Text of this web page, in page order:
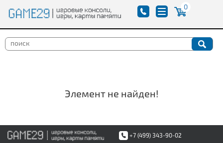
0
Элемент не найден!
+7 (499) 343-90-02